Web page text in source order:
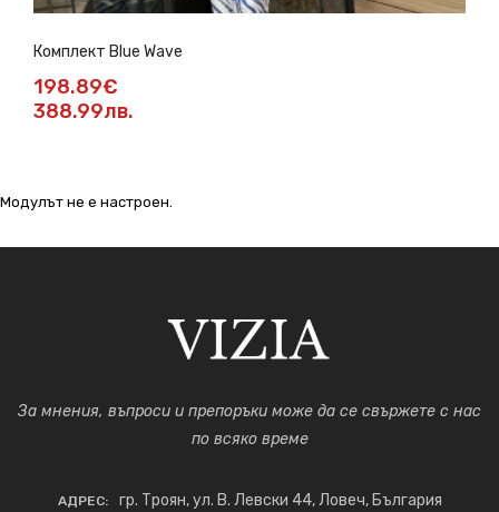
Комплект Blue Wave
198.89€
388.99лв.
Модулът не е настроен.
За мнения, въпроси и препоръки може да се свържете с нас
по всяко време
АДРЕС: гр. Троян, ул. В. Левски 44, Ловеч, България